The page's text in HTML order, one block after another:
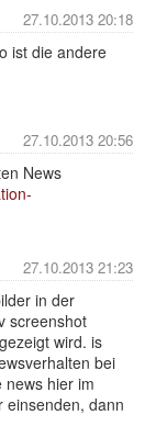
27.10.2013 20:18
ist die andere
27.10.2013 20:56
News
27.10.2013 21:23
in der
screenshot
wird. is
bei
hier im
einsenden, dann